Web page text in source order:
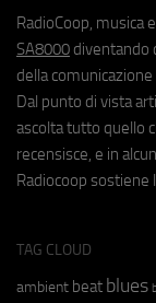
RadioCoop, musica
SA8000 diventando
della
Dal punto di vista
ascolta tutto quello
recensisce, e in
Radiocoop sostiene
TAG CLOUD
ambient beat blues